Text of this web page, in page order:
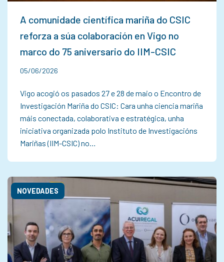
A comunidade científica mariña do CSIC
reforza a súa colaboración en Vigo no
marco do 75 aniversario do IIM-CSIC
05/06/2026
Vigo acogió os pasados 27 e 28 de maio o Encontro de
Investigación Mariña do CSIC: Cara unha ciencia mariña
máis conectada, colaborativa e estratégica, unha
iniciativa organizada polo Instituto de Investigacións
Mariñas (IIM-CSIC) no…
NOVEDADES